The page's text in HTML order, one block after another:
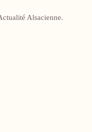
Alsacienne.